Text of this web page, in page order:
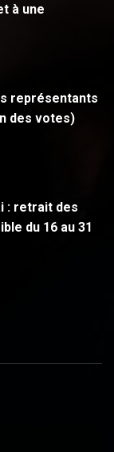
à une
représentants
des votes)
: retrait des
du 16 au 31